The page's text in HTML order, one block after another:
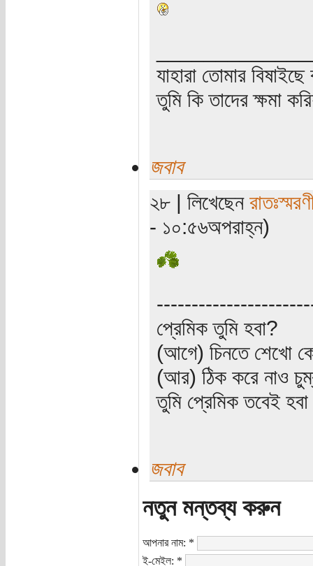
যাহারা তোমার
তুমি কি তাদের ক্ষমা
জবাব
২৮ | লিখেছেন
- ১০:৫৬অপরাহ্ন)
প্রেমিক তুমি হবা?
(আগে) চিনতে শেখো
(আর) ঠিক করে নাও
তুমি প্রেমিক তবেই
জবাব
নতুন মন্তব্য করুন
আপনার নাম: *
ই-মেইল: *